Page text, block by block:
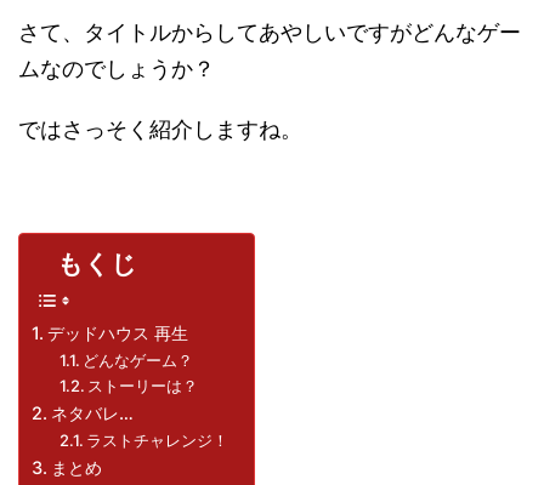
さて、タイトルからしてあやしいですがどんなゲー
ムなのでしょうか？
ではさっそく紹介しますね。
もくじ
デッドハウス 再生
どんなゲーム？
ストーリーは？
ネタバレ…
ラストチャレンジ！
まとめ